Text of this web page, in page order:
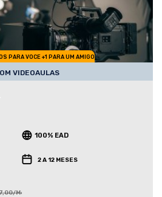
PARA VOCE +1 PARA UM AMIGO
VIDEOAULAS
100% EAD
2 A 12 MESES
Mês